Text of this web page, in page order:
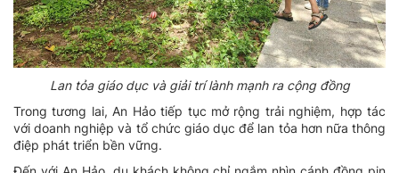
Lan tỏa giáo dục và giải trí lành mạnh ra cộng đồng
Trong tương lai, An Hảo tiếp tục mở rộng trải nghiệm, hợp tác
với doanh nghiệp và tổ chức giáo dục để lan tỏa hơn nữa thông
điệp phát triển bền vững.